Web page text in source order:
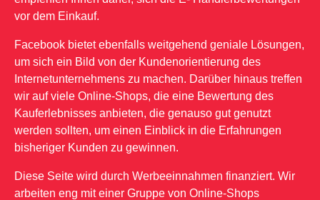
vor dem Einkauf.
Facebook bietet ebenfalls weitgehend geniale Lösungen,
um sich ein Bild von der Kundenorientierung des
Internetunternehmens zu machen. Darüber hinaus treffen
wir auf viele Online-Shops, die eine Bewertung des
Kauferlebnisses anbieten, die genauso gut genutzt
werden sollten, um einen Einblick in die Erfahrungen
bisheriger Kunden zu gewinnen.
Diese Seite wird durch Werbeeinnahmen finanziert. Wir
arbeiten eng mit einer Gruppe von Online-Shops